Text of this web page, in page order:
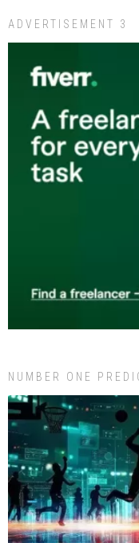
ADVERTISEMENT 3
NUMBER ONE